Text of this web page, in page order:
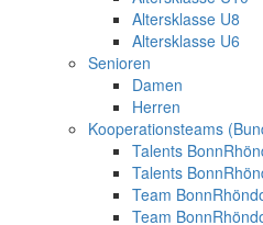
Altersklasse U8
Altersklasse U6
Senioren
Damen
Herren
Kooperationsteams
Talents
Talents
Team
Team